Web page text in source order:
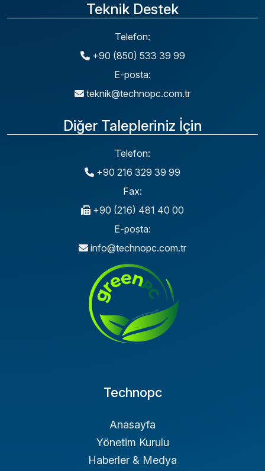
Teknik Destek
Telefon:
+90 (850) 533 39 99
E-posta:
teknik@technopc.com.tr
Diğer Talepleriniz İçin
Telefon:
+90 216 329 39 99
Fax:
+90 (216) 481 40 00
E-posta:
info@technopc.com.tr
Technopc
Anasayfa
Yönetim Kurulu
Haberler & Medya